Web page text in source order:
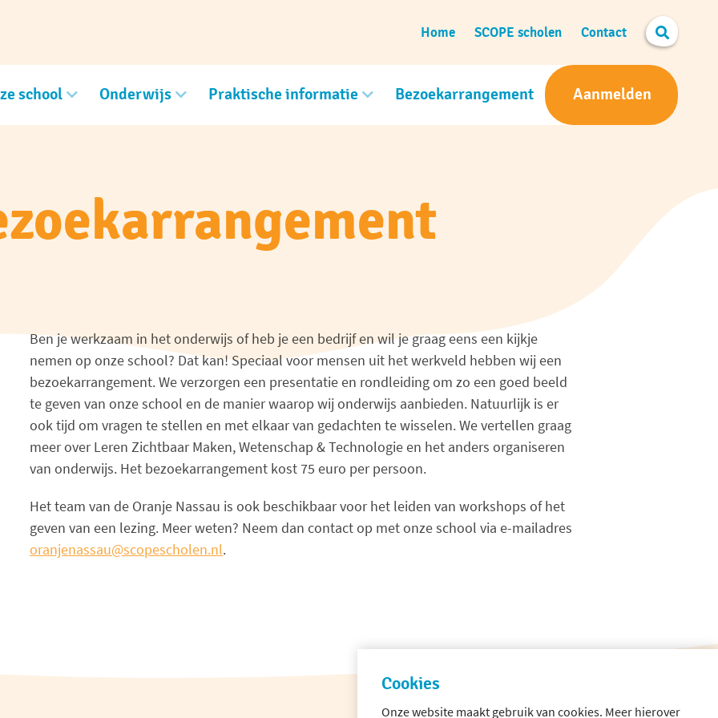
Home SCOPE scholen Contact Search
school Onderwijs Praktische informatie Bezoekarrangement Aanmelden
Ben je werkzaam in het onderwijs of heb je een bedrijf en wil je graag eens een kijkje
nemen op onze school? Dat kan! Speciaal voor mensen uit het werkveld hebben wij een
bezoekarrangement. We verzorgen een presentatie en rondleiding om zo een goed beeld
te geven van onze school en de manier waarop wij onderwijs aanbieden. Natuurlijk is er
ook tijd om vragen te stellen en met elkaar van gedachten te wisselen. We vertellen graag
meer over Leren Zichtbaar Maken, Wetenschap & Technologie en het anders organiseren
van onderwijs. Het bezoekarrangement kost 75 euro per persoon.
Het team van de Oranje Nassau is ook beschikbaar voor het leiden van workshops of het
geven van een lezing. Meer weten? Neem dan contact op met onze school via e-mailadres
oranjenassau@scopescholen.nl.
Cookies
Onze website maakt gebruik van cookies. Meer hierover